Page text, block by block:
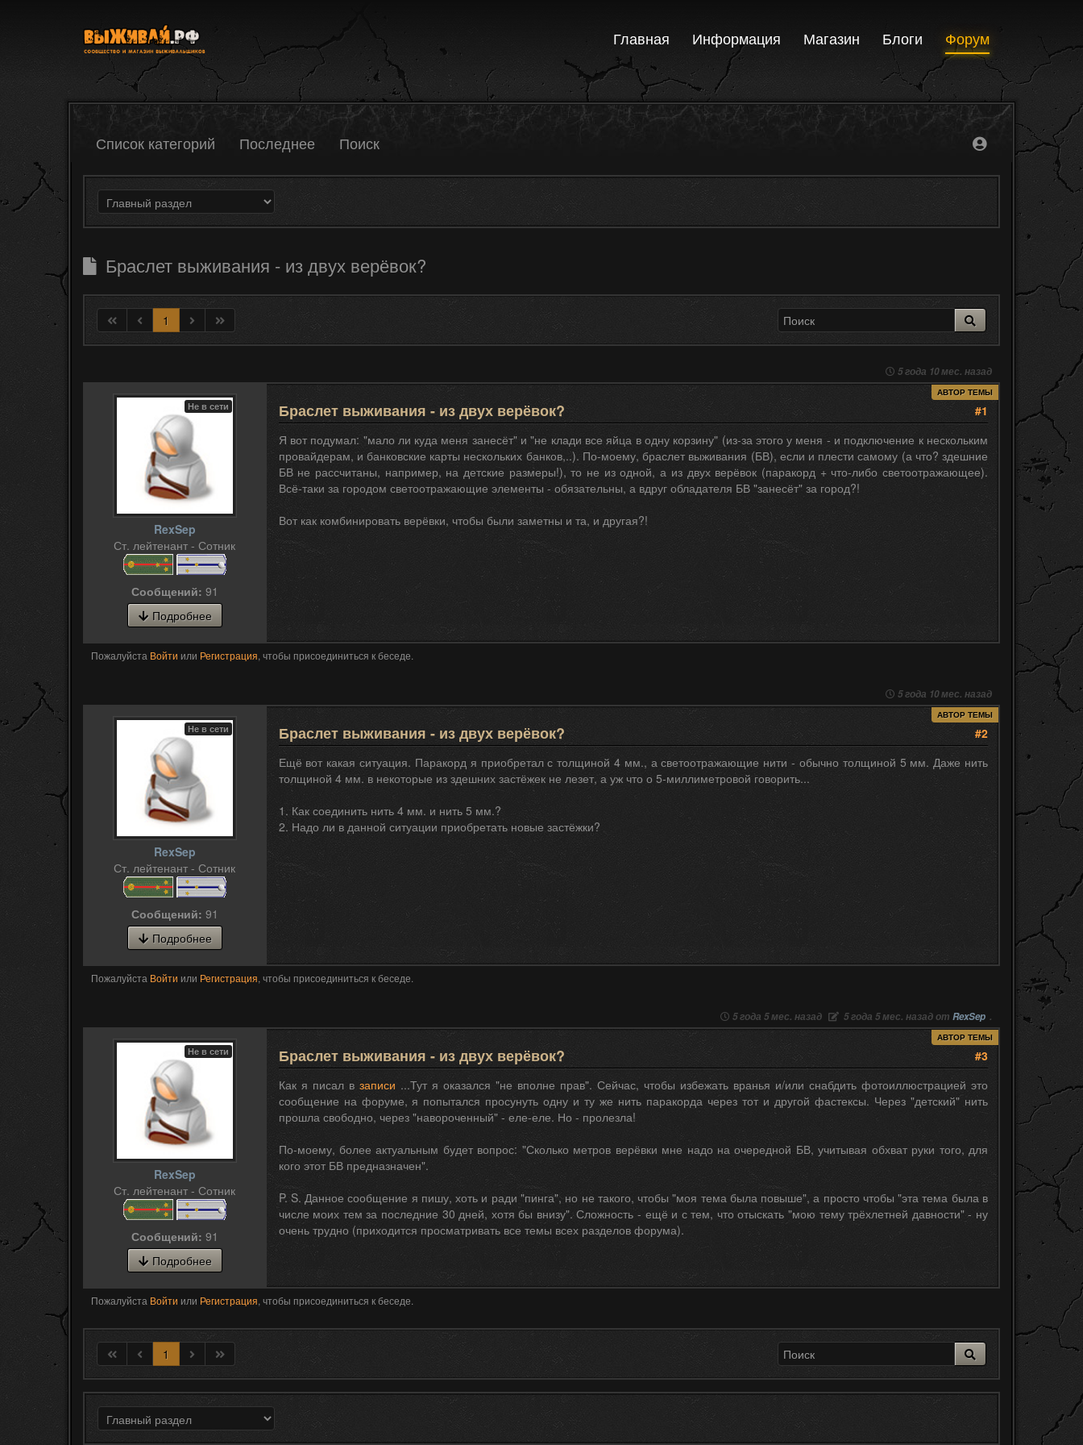
Главная Информация Магазин Блоги Форум
Список категорий Последнее Поиск
Браслет выживания - из двух верёвок?
1
5 года 10 мес. назад
Не в сети
RexSep
Ст. лейтенант - Сотник
Сообщений: 91
Подробнее
АВТОР ТЕМЫ
Браслет выживания - из двух верёвок?
#1
Я вот подумал: "мало ли куда меня занесёт" и "не клади все яйца в одну корзину" (из-за этого у меня - и подключение к нескольким
провайдерам, и банковские карты нескольких банков,..). По-моему, браслет выживания (БВ), если и плести самому (а что? здешние
БВ не рассчитаны, например, на детские размеры!), то не из одной, а из двух верёвок (паракорд + что-либо светоотражающее).
Всё-таки за городом светоотражающие элементы - обязательны, а вдруг обладателя БВ "занесёт" за город?!
Вот как комбинировать верёвки, чтобы были заметны и та, и другая?!
Пожалуйста Войти или Регистрация, чтобы присоединиться к беседе.
5 года 10 мес. назад
Не в сети
RexSep
Ст. лейтенант - Сотник
Сообщений: 91
Подробнее
АВТОР ТЕМЫ
Браслет выживания - из двух верёвок?
#2
Ещё вот какая ситуация. Паракорд я приобретал с толщиной 4 мм., а светоотражающие нити - обычно толщиной 5 мм. Даже нить
толщиной 4 мм. в некоторые из здешних застёжек не лезет, а уж что о 5-миллиметровой говорить...
1. Как соединить нить 4 мм. и нить 5 мм.?
2. Надо ли в данной ситуации приобретать новые застёжки?
Пожалуйста Войти или Регистрация, чтобы присоединиться к беседе.
5 года 5 мес. назад 5 года 5 мес. назад от RexSep .
Не в сети
RexSep
Ст. лейтенант - Сотник
Сообщений: 91
Подробнее
АВТОР ТЕМЫ
Браслет выживания - из двух верёвок?
#3
Как я писал в записи ...Тут я оказался "не вполне прав". Сейчас, чтобы избежать вранья и/или снабдить фотоиллюстрацией это
сообщение на форуме, я попытался просунуть одну и ту же нить паракорда через тот и другой фастексы. Через "детский" нить
прошла свободно, через "навороченный" - еле-еле. Но - пролезла!
По-моему, более актуальным будет вопрос: "Сколько метров верёвки мне надо на очередной БВ, учитывая обхват руки того, для
кого этот БВ предназначен".
P. S. Данное сообщение я пишу, хоть и ради "пинга", но не такого, чтобы "моя тема была повыше", а просто чтобы "эта тема была в
числе моих тем за последние 30 дней, хотя бы внизу". Сложность - ещё и с тем, что отыскать "мою тему трёхлетней давности" - ну
очень трудно (приходится просматривать все темы всех разделов форума).
Пожалуйста Войти или Регистрация, чтобы присоединиться к беседе.
1